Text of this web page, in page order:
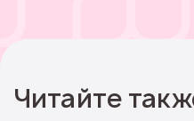
Читайте